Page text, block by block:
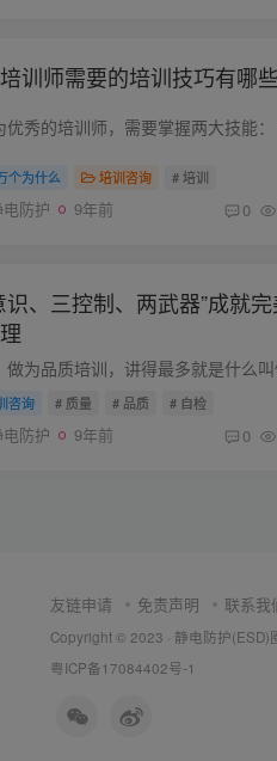
训师需要的培训技巧有哪些
个为什么 培训咨询 # 培训
电防护 9年前 0
识、三控制、两武器”成就
咨询 # 质量 # 品质 # 自检
电防护 9年前 0
友链申请 免责声明 联系我
Copyright © 2023 · 静电防护(ESD)
粤ICP备17084402号-1